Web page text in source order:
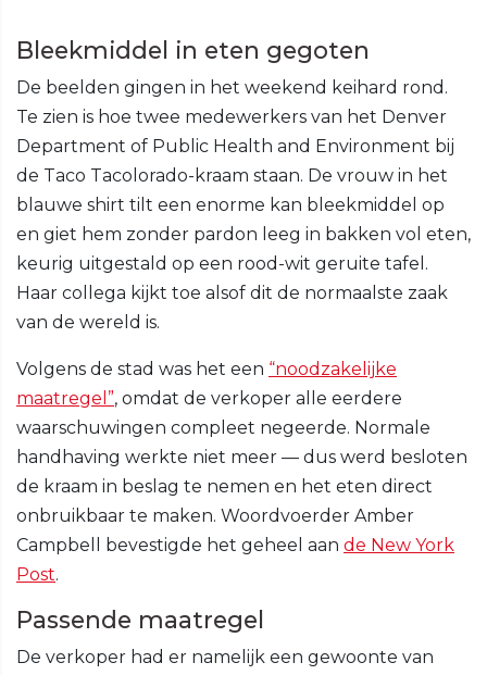
Bleekmiddel in eten gegoten
De beelden gingen in het weekend keihard rond.
Te zien is hoe twee medewerkers van het Denver
Department of Public Health and Environment bij
de Taco Tacolorado-kraam staan. De vrouw in het
blauwe shirt tilt een enorme kan bleekmiddel op
en giet hem zonder pardon leeg in bakken vol eten,
keurig uitgestald op een rood-wit geruite tafel.
Haar collega kijkt toe alsof dit de normaalste zaak
van de wereld is.
Volgens de stad was het een “noodzakelijke
maatregel”, omdat de verkoper alle eerdere
waarschuwingen compleet negeerde. Normale
handhaving werkte niet meer — dus werd besloten
de kraam in beslag te nemen en het eten direct
onbruikbaar te maken. Woordvoerder Amber
Campbell bevestigde het geheel aan de New York
Post.
Passende maatregel
De verkoper had er namelijk een gewoonte van